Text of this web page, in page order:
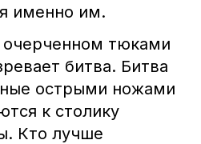
именно им.
очерченном тюками
битва. Битва
острыми ножами
к столику
Кто лучше